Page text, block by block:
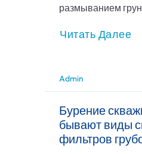
размыванием
Читать Далее
Admin
Бурение
бывают виды
фильтров